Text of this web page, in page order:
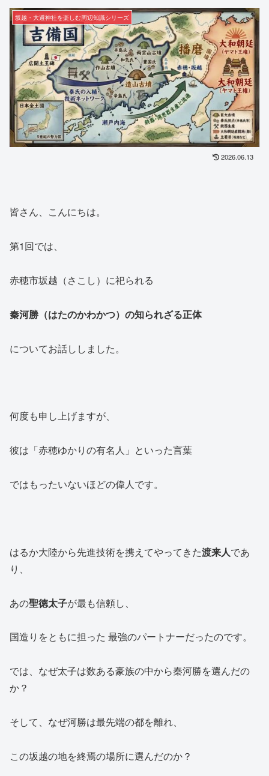
坂越・大避神社を楽しむ周辺知識シリーズ
2026.06.13
皆さん、こんにちは。
第1回では、
赤穂市坂越（さこし）に祀られる
秦河勝（はたのかわかつ）の知られざる正体
についてお話ししました。
何度も申し上げますが、
彼は「赤穂ゆかりの有名人」といった言葉
ではもったいないほどの偉人です。
はるか大陸から先進技術を携えてやってきた渡来人であ
り、
あの聖徳太子が最も信頼し、
国造りをともに担った 最強のパートナーだったのです。
では、なぜ太子は数ある豪族の中から秦河勝を選んだの
か？
そして、なぜ河勝は最先端の都を離れ、
この坂越の地を終焉の場所に選んだのか？